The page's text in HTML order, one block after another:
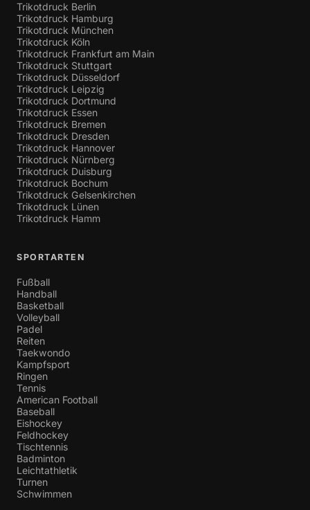
Trikotdruck Berlin
Trikotdruck Hamburg
Trikotdruck München
Trikotdruck Köln
Trikotdruck Frankfurt am Main
Trikotdruck Stuttgart
Trikotdruck Düsseldorf
Trikotdruck Leipzig
Trikotdruck Dortmund
Trikotdruck Essen
Trikotdruck Bremen
Trikotdruck Dresden
Trikotdruck Hannover
Trikotdruck Nürnberg
Trikotdruck Duisburg
Trikotdruck Bochum
Trikotdruck Gelsenkirchen
Trikotdruck Lünen
Trikotdruck Hamm
SPORTARTEN
Fußball
Handball
Basketball
Volleyball
Padel
Reiten
Taekwondo
Kampfsport
Ringen
Tennis
American Football
Baseball
Eishockey
Feldhockey
Tischtennis
Badminton
Leichtathletik
Turnen
Schwimmen